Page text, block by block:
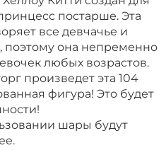
постарше. Эта
все девчачье и
она непременно
любых возрастов.
произведет эта 104
фигура! Это будет
шары будут